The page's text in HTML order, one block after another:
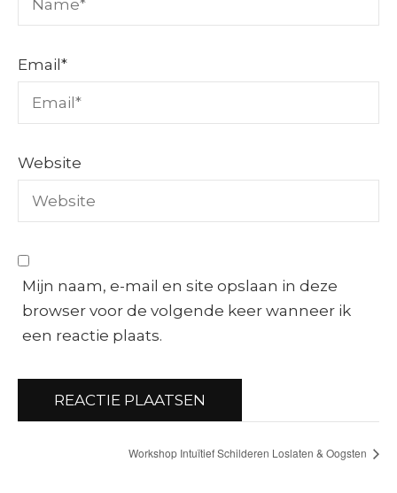
Email*
Website
Mijn naam, e-mail en site opslaan in deze
browser voor de volgende keer wanneer ik
een reactie plaats.
Workshop Intuïtief Schilderen Loslaten & Oogsten